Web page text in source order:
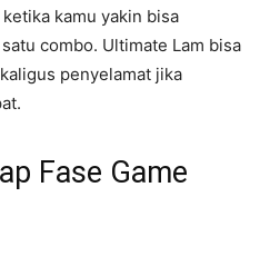
kamu yakin bisa
combo. Ultimate Lam bisa
penyelamat jika
Fase Game